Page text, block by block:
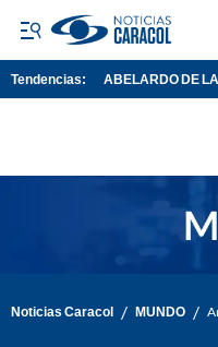
Tendencias: ABELARDO DE
Noticias Caracol / MUNDO /